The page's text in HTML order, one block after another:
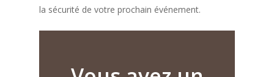
la sécurité de votre prochain événement.